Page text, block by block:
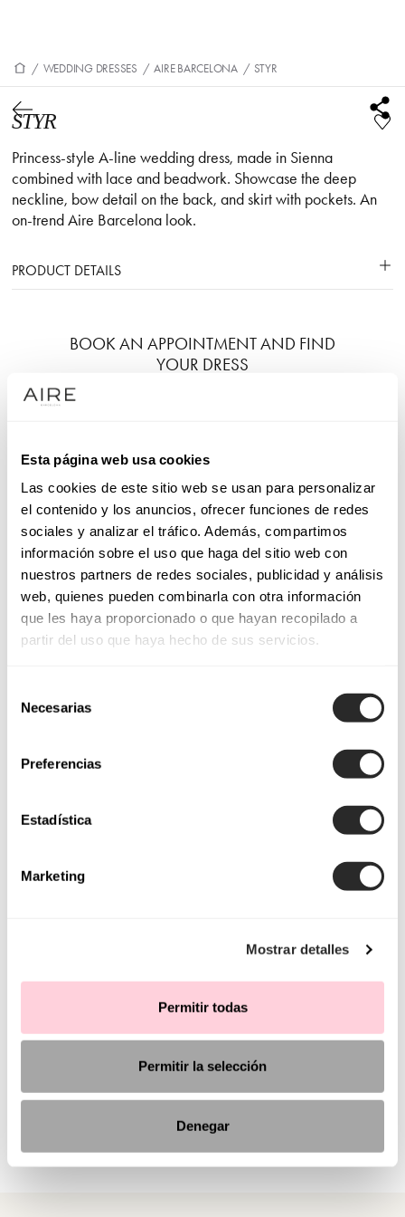
Esta página web usa cookies
Las cookies de este sitio web se usan para personalizar
el contenido y los anuncios, ofrecer funciones de redes
sociales y analizar el tráfico. Además, compartimos
información sobre el uso que haga del sitio web con
nuestros partners de redes sociales, publicidad y análisis
web, quienes pueden combinarla con otra información
que les haya proporcionado o que hayan recopilado a
partir del uso que haya hecho de sus servicios.
Necesarias
Preferencias
Estadística
Marketing
Mostrar detalles
Permitir todas
Permitir la selección
Denegar
/ WEDDING DRESSES / AIRE BARCELONA / STYR
STYR
Princess-style A-line wedding dress, made in Sienna
combined with lace and beadwork. Showcase the deep
neckline, bow detail on the back, and skirt with pockets. An
on-trend Aire Barcelona look.
PRODUCT DETAILS
BOOK AN APPOINTMENT AND FIND
YOUR DRESS